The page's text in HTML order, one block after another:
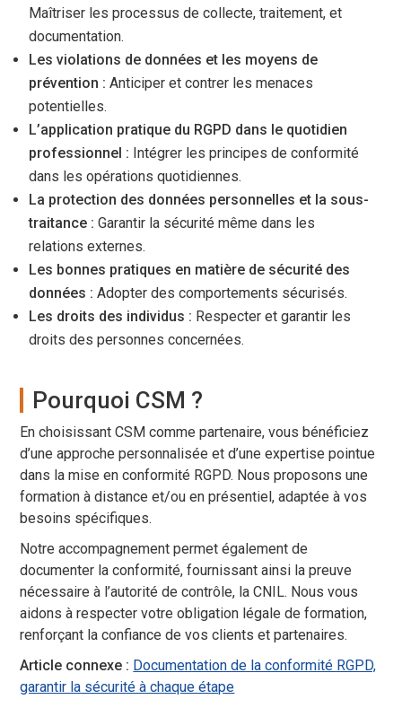
Maîtriser les processus de collecte, traitement, et
documentation.
Les violations de données et les moyens de
prévention : Anticiper et contrer les menaces
potentielles.
L’application pratique du RGPD dans le quotidien
professionnel : Intégrer les principes de conformité
dans les opérations quotidiennes.
La protection des données personnelles et la sous-
traitance : Garantir la sécurité même dans les
relations externes.
Les bonnes pratiques en matière de sécurité des
données : Adopter des comportements sécurisés.
Les droits des individus : Respecter et garantir les
droits des personnes concernées.
Pourquoi CSM ?
En choisissant CSM comme partenaire, vous bénéficiez
d’une approche personnalisée et d’une expertise pointue
dans la mise en conformité RGPD. Nous proposons une
formation à distance et/ou en présentiel, adaptée à vos
besoins spécifiques.
Notre accompagnement permet également de
documenter la conformité, fournissant ainsi la preuve
nécessaire à l’autorité de contrôle, la CNIL. Nous vous
aidons à respecter votre obligation légale de formation,
renforçant la confiance de vos clients et partenaires.
Article connexe : Documentation de la conformité RGPD,
garantir la sécurité à chaque étape